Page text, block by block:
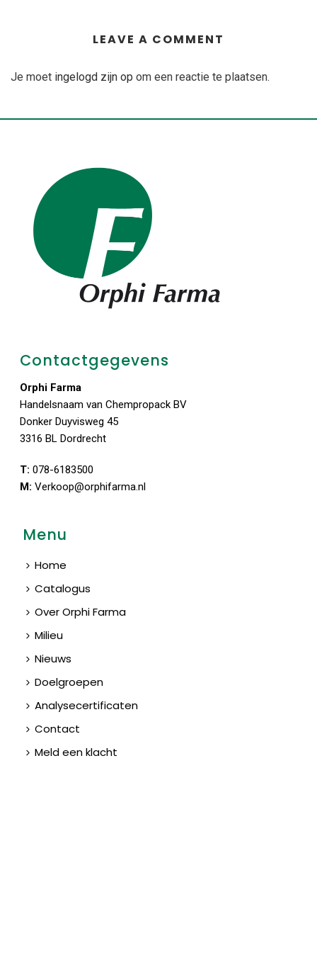
LEAVE A COMMENT
Je moet ingelogd zijn op om een reactie te plaatsen.
Contactgegevens
Orphi Farma
Handelsnaam van Chempropack BV
Donker Duyvisweg 45
3316 BL Dordrecht
T: 078-6183500
M: Verkoop@orphifarma.nl
Menu
Home
Catalogus
Over Orphi Farma
Milieu
Nieuws
Doelgroepen
Analysecertificaten
Contact
Meld een klacht